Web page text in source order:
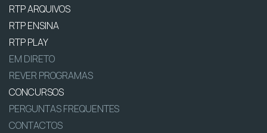
RTP ARQUIVOS
RTP ENSINA
RTP PLAY
EM DIRETO
REVER PROGRAMAS
CONCURSOS
PERGUNTAS FREQUENTES
CONTACTOS